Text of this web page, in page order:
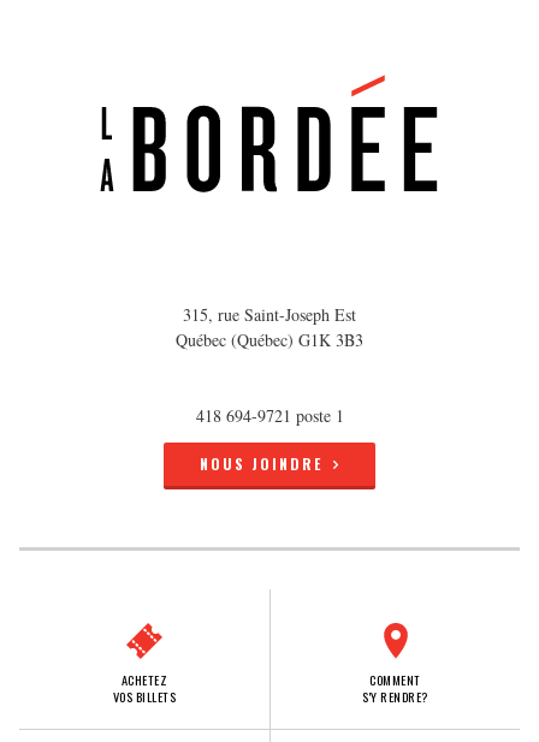
315, rue Saint-Joseph Est
Québec (Québec) G1K 3B3
418 694-9721 poste 1
NOUS JOINDRE
ACHETEZ
VOS BILLETS
COMMENT
S'Y RENDRE?